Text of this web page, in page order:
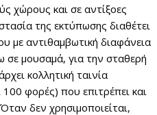
χώρους και σε αντίξοες
της εκτύπωσης διαθέτει
με αντιθαμβωτική διαφάνεια
σε μουσαμά, για την σταθερή
κολλητική ταινία
φορές) που επιτρέπει και
δεν χρησιμοποιείται,